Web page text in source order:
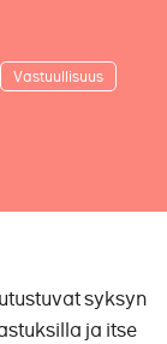
Vastuullisuus
syksyn
ja itse